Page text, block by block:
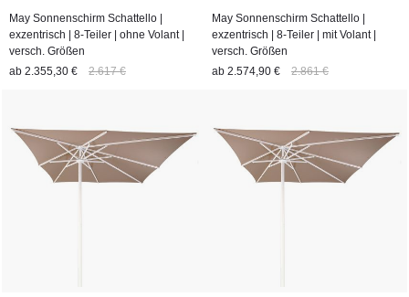
May Sonnenschirm Schattello |
exzentrisch | 8-Teiler | ohne Volant |
versch. Größen
ab 2.355,30 € 2.617 €
May Sonnenschirm Schattello |
exzentrisch | 8-Teiler | mit Volant |
versch. Größen
ab 2.574,90 € 2.861 €